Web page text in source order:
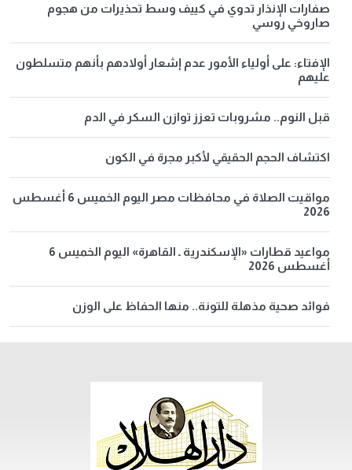
صفارات الإنذار تدوي في كييف وسط تحذيرات من هجوم
صاروخي روسي
الإفتاء: على أولياء الأمور عدم إشعار أولادهم بأنهم متسلطون
عليهم
قبل النوم.. مشروبات تعزز توازن السكر في الدم
اكتشاف الحجم الحقيقي لأكبر مجرة في الكون
مواقيت الصلاة في محافظات مصر اليوم الخميس 6 أغسطس
2026
مواعيد قطارات «الإسكندرية ـ القاهرة» اليوم الخميس 6
أغسطس 2026
فوائد صحية مذهلة للتونة.. منها الحفاظ على الوزن